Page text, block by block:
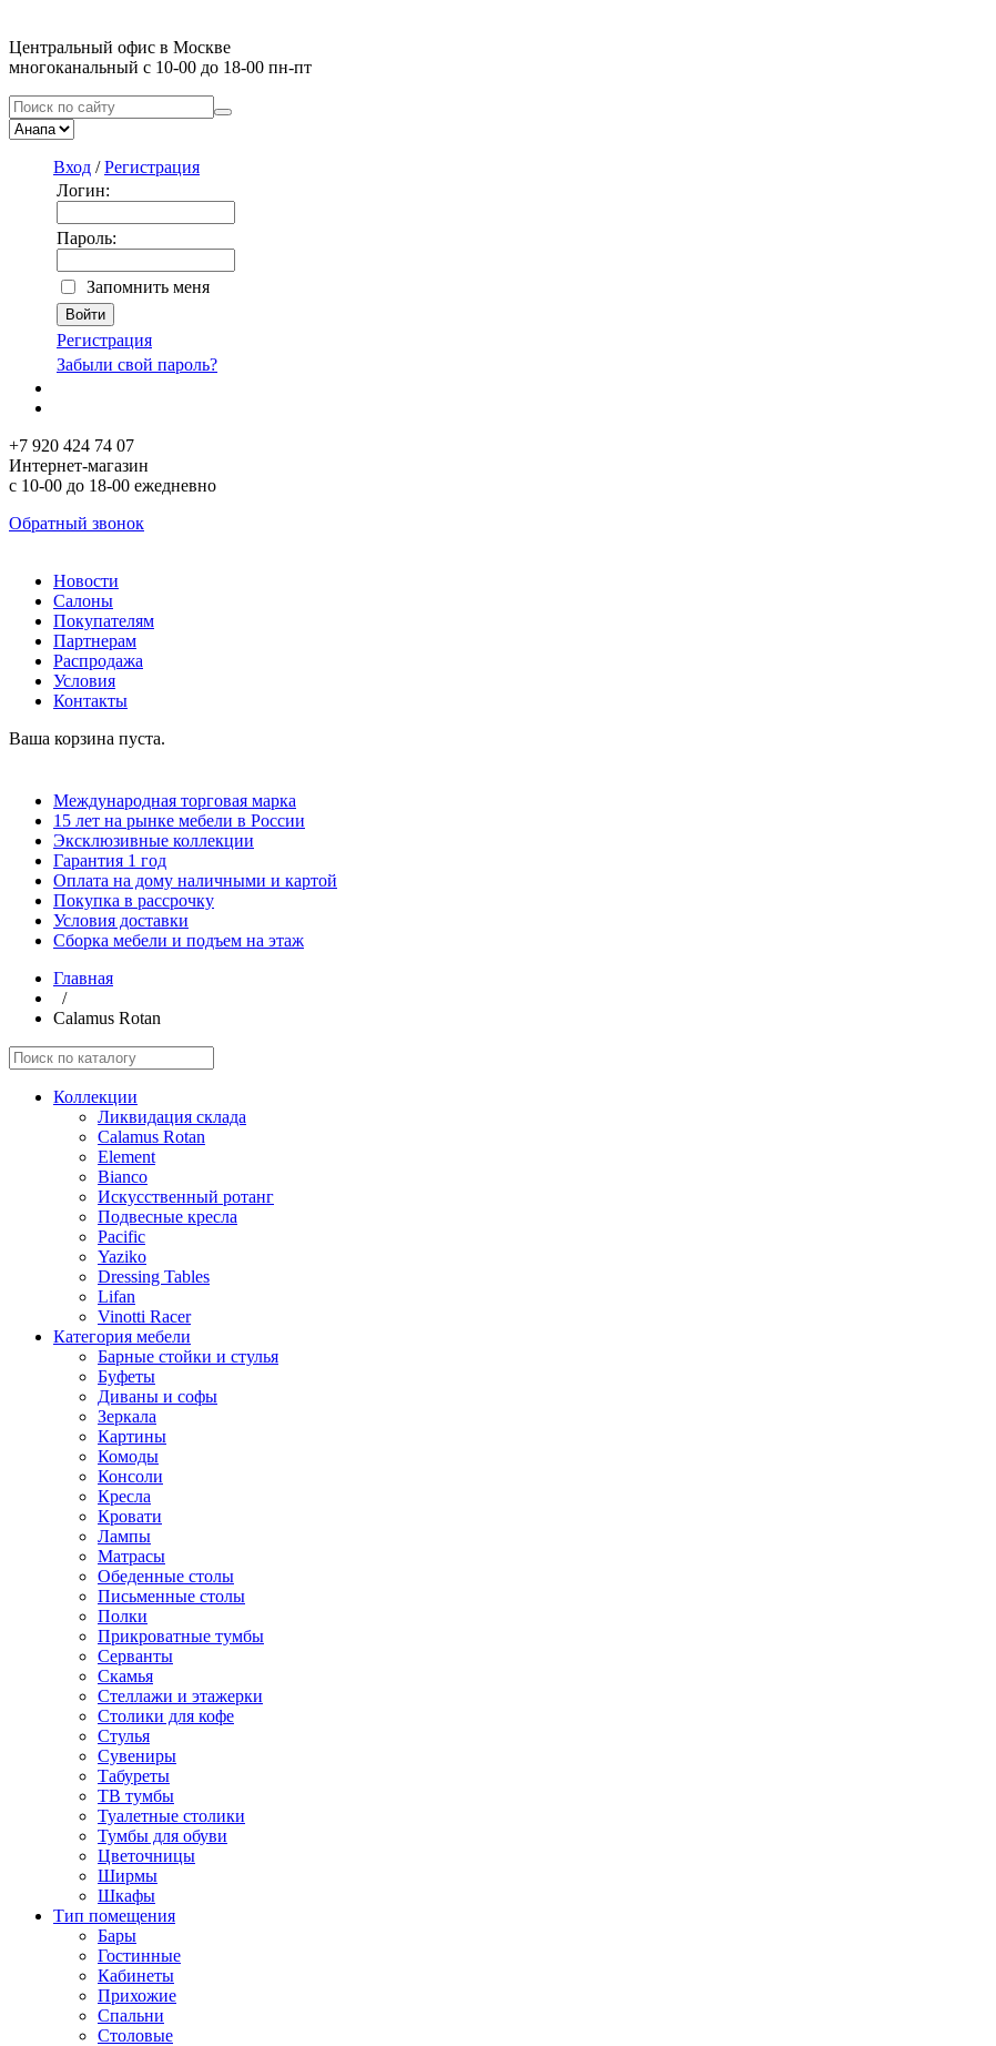
Центральный офис в Москве
многоканальный с 10-00 до 18-00 пн-пт
Вход /Регистрация
Логин:
Пароль:
Запомнить меня
Регистрация
Забыли свой пароль?
+7 920 424 74 07
Интернет-магазин
с 10-00 до 18-00 ежедневно
Обратный звонок
Новости
Салоны
Покупателям
Партнерам
Распродажа
Условия
Контакты
Ваша корзина пуста.
Международная торговая марка
15 лет на рынке мебели в России
Эксклюзивные коллекции
Гарантия 1 год
Оплата на дому наличными и картой
Покупка в рассрочку
Условия доставки
Сборка мебели и подъем на этаж
Главная
/
Calamus Rotan
Коллекции
Ликвидация склада
Calamus Rotan
Element
Bianco
Искусственный ротанг
Подвесные кресла
Pacific
Yaziko
Dressing Tables
Lifan
Vinotti Racer
Категория мебели
Барные стойки и стулья
Буфеты
Диваны и софы
Зеркала
Картины
Комоды
Консоли
Кресла
Кровати
Лампы
Матрасы
Обеденные столы
Письменные столы
Полки
Прикроватные тумбы
Серванты
Скамья
Стеллажи и этажерки
Столики для кофе
Стулья
Сувениры
Табуреты
ТВ тумбы
Туалетные столики
Тумбы для обуви
Цветочницы
Ширмы
Шкафы
Тип помещения
Бары
Гостинные
Кабинеты
Прихожие
Спальни
Столовые